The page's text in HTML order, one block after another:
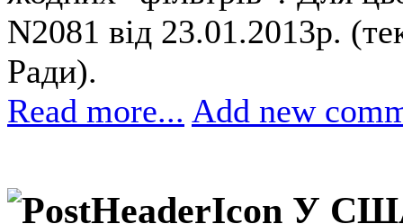
N2081 від 23.01.2013р.
Ради).
Read more... Add new
У